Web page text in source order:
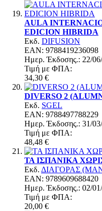
AULA
EDICION HIBRIDA
Εκδ. DIFUSION
EAN: 9788419236098
Ημερ. Έκδoσης.: 22/
Τιμή με ΦΠΑ:
34,30 €
DIVERSO 2
Εκδ. SGEL
EAN: 9788497788229
Ημερ. Έκδoσης.: 31/
Τιμή με ΦΠΑ:
48,48 €
ΤΑ ΙΣΠΑΝΙΚΑ
Εκδ. ΔΙΑΓΟΡΑΣ
EAN: 9789609688420
Ημερ. Έκδoσης.: 02/01/
Τιμή με ΦΠΑ:
20,00 €